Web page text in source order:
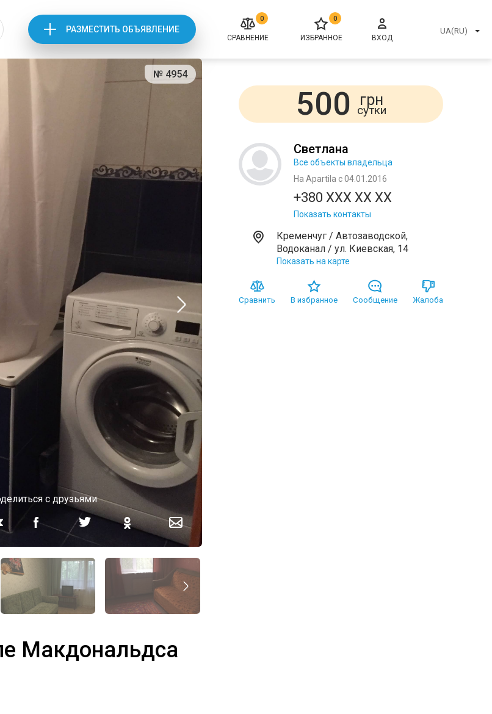
РАЗМЕСТИТЬ ОБЪЯВЛЕНИЕ
0
СРАВНЕНИЕ
0
ИЗБРАННОЕ ВХОД
UA(RU)
№ 4954
с друзьями
Макдональдса
500 грн
сутки
Светлана
Все объекты владельца
На Apartila с 04.01.2016
+380 XXX XX XX
Показать контакты
Кременчуг / Автозаводской,
Водоканал / ул. Киевская, 14
Показать на карте
Сравнить В избранное Сообщение Жалоба